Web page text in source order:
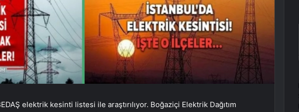
elektrik kesinti listesi ile araştırılıyor. Boğaziçi Elektrik Dağıtım